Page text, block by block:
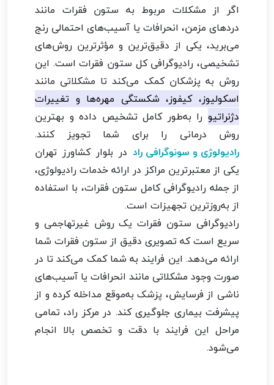
اگر از مشکلات مربوط به ستون فقرات مانند
دردهای مزمن، انحرافات یا آسیب‌های احتمالی رنج
می‌برید، یکی از دقیق‌ترین و مؤثرترین روش‌های
تشخیصی، رادیوگرافی کل ستون فقرات است. این
روش به پزشکان کمک می‌کند تا مشکلاتی مانند
اسکولیوز، کیفوز، شکستگی مهره‌ها و تغییرات
دژنراتیو را به‌طور کامل تشخیص داده و بهترین
روش درمانی را برای شما تجویز کنند.
رادیولوژی و سونوگرافی راد در بلوار کشاورز تهران
یکی از معتبرترین مراکز در ارائه خدمات رادیولوژی،
از جمله رادیوگرافی کامل ستون فقرات، با استفاده
از به‌روزترین تجهیزات است.
رادیوگرافی ستون فقرات یک روش غیرتهاجمی و
سریع است که تصویری دقیق از ستون فقرات شما
ارائه می‌دهد. این فرایند به شما کمک می‌کند تا در
صورت وجود مشکلاتی مانند انحرافات یا آسیب‌های
ناشی از فرسایش، پزشک به‌موقع مداخله کرده و از
پیشرفت بیماری جلوگیری کند. در مرکز راد، تمامی
مراحل این فرایند با دقت و تخصص بالا انجام
می‌شود.